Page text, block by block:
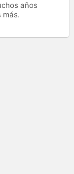
años
más.